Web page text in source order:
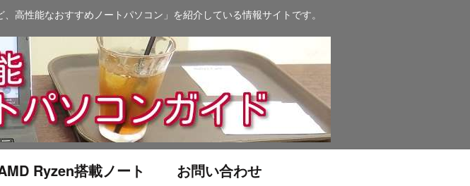
高性能なおすすめノートパソコン」を紹介している情報サイトです。
Ryzen搭載ノート お問い合わせ